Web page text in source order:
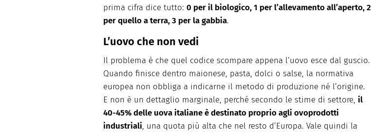
prima cifra dice tutto: 0 per il biologico, 1 per l’allevamento all’aperto, 2
per quello a terra, 3 per la gabbia.
L’uovo che non vedi
Il problema è che quel codice scompare appena l’uovo esce dal guscio.
Quando finisce dentro maionese, pasta, dolci o salse, la normativa
europea non obbliga a indicarne il metodo di produzione né l’origine.
E non è un dettaglio marginale, perché secondo le stime di settore, il
40-45% delle uova italiane è destinato proprio agli ovoprodotti
industriali, una quota più alta che nel resto d’Europa. Vale quindi la